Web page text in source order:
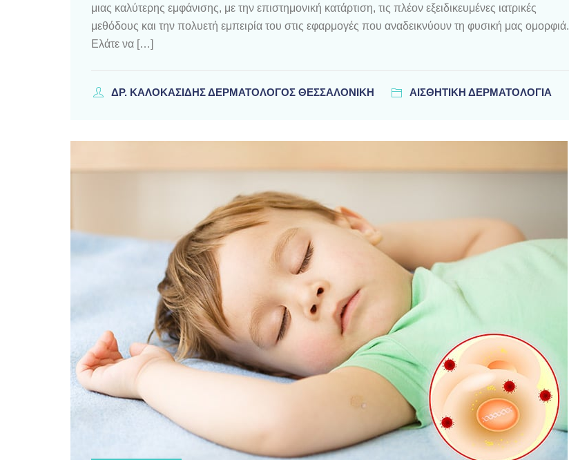
μιας καλύτερης εμφάνισης, με την επιστημονική κατάρτιση, τις πλέον εξειδικευμένες ιατρικές
μεθόδους και την πολυετή εμπειρία του στις εφαρμογές που αναδεικνύουν τη φυσική μας ομορφιά.
Ελάτε να […]
ΔΡ. ΚΑΛΟΚΑΣΊΔΗΣ ΔΕΡΜΑΤΟΛΌΓΟΣ ΘΕΣΣΑΛΟΝΊΚΗ ΑΙΣΘΗΤΙΚΗ ΔΕΡΜΑΤΟΛΟΓΙΑ